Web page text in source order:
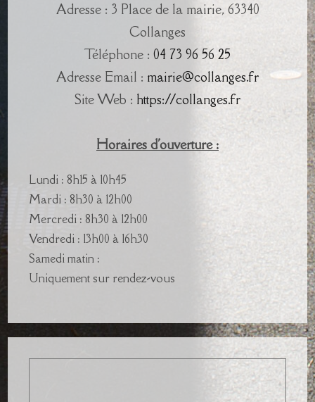
Adresse : 3 Place de la mairie, 63340
Collanges
Téléphone : 04 73 96 56 25
Adresse Email : mairie@collanges.fr
Site Web : https://collanges.fr
Horaires d'ouverture :
Lundi : 8h15 à 10h45
Mardi : 8h30 à 12h00
Mercredi : 8h30 à 12h00
Vendredi : 13h00 à 16h30
Samedi matin :
Uniquement sur rendez-vous